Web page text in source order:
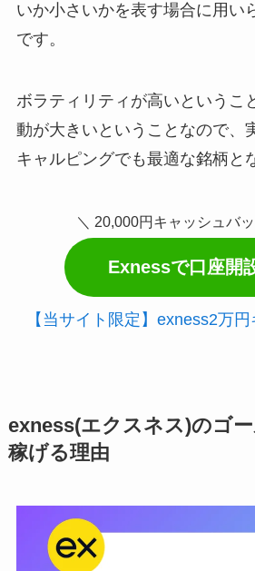
いか小さいかを表す場合に用い
です。
ボラティリティが高いというこ
動が大きいということなので、
キャルピングでも最適な銘柄と
＼ 20,000円キャッシュバ
Exnessで口座開
【当サイト限定】exness2万
exness(エクスネス)のゴ
稼げる理由